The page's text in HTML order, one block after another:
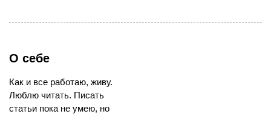
О себе
Как и все работаю, живу.
Люблю читать. Писать
статьи пока не умею, но